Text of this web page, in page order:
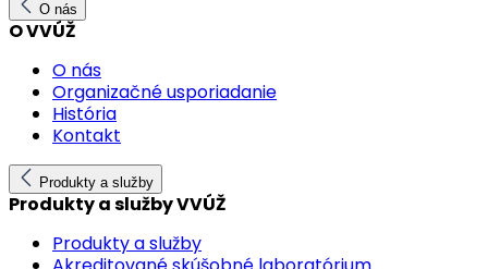
O nás
O VVÚŽ
O nás
Organizačné usporiadanie
História
Kontakt
Produkty a služby
Produkty a služby VVÚŽ
Produkty a služby